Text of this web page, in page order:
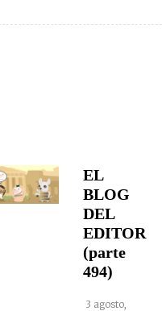
EL
BLOG
DEL
EDITOR
(parte
494)
3 agosto,